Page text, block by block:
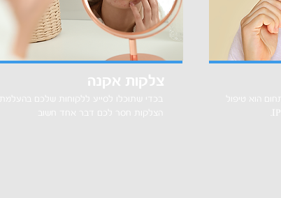
צלקות אקנה
בכדי שתוכלו לסייע ללקוחות שלכם בהעלמת
הצלקות חסר לכם דבר אחד חשוב
הוא טיפול